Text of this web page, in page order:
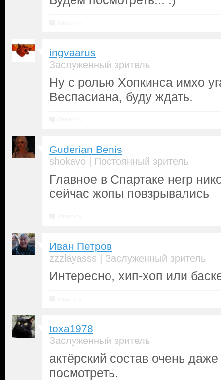
ingvaarus
Заслуженный зритель
Ну с ролью Хопкинса имхо
Веспасиана, буду ждать.
Guderian Benis
shokavo | Постоянный зритель
Главное в Спартаке негр
сейчас жопы повзрывались
Иван Петров
zzzlayasss | Заслуженный зритель
Интересно, хип-хоп или
toxa1978
Заслуженный зритель
актёрский состав очень
посмотреть.